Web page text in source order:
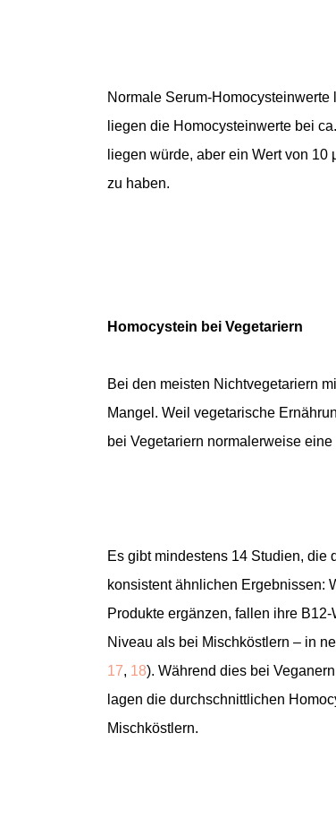
Normale Serum-
liegen die Homocysteinwerte bei
liegen würde, aber ein Wert von
zu haben.
Homocystein bei Vegetariern
Bei den meisten Nichtvegetariern
Mangel. Weil vegetarische
bei Vegetariern normalerweise
Es gibt mindestens 14 Studien, die
konsistent ähnlichen Ergebnissen:
Produkte ergänzen, fallen ihre
Niveau als bei Mischköstlern – in
17, 18). Während dies bei
lagen die durchschnittlichen
Mischköstlern.